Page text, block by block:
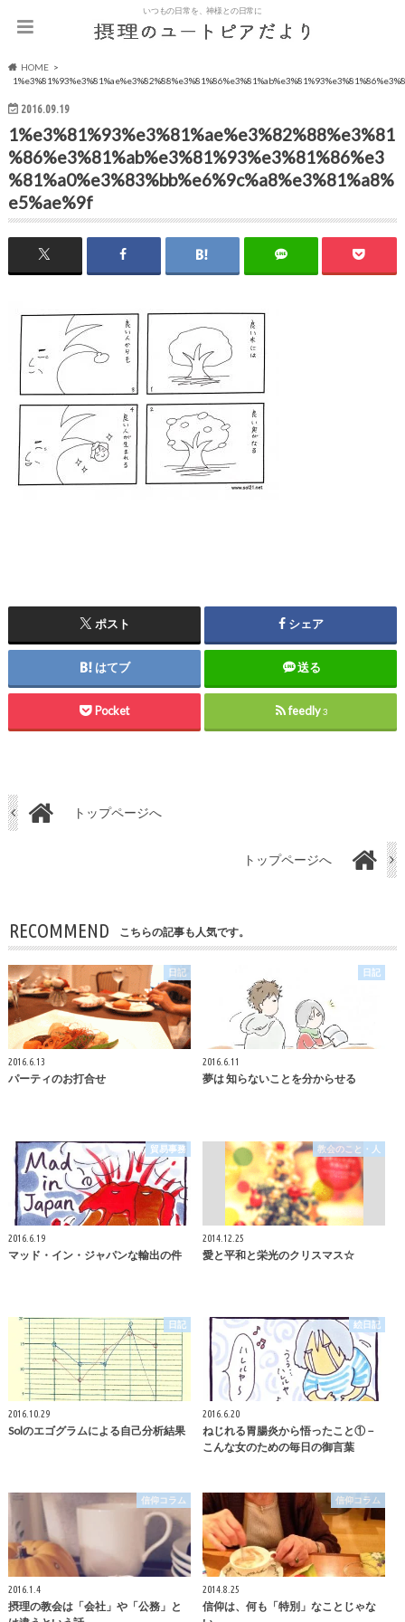
いつもの日常を、神様との日常に
HOME
2016.09.19
1%e3%81%93%e3%81%ae%e3%82%88%e3%81
%86%e3%81%ab%e3%81%93%e3%81%86%e3
%81%a0%e3%83%bb%e6%9c%a8%e3%81%a8%
e5%ae%9f
ポスト シェア
はてブ 送る
Pocket feedly3
トップページへ
トップページへ
RECOMMEND こちらの記事も人気です。
日記
2016.6.13
パーティのお打合せ
日記
2016.6.11
夢は 知らないことを分からせる
貿易事務
2016.6.19
マッド・イン・ジャパンな輸出の件
教会のこと・人
2014.12.25
愛と平和と栄光のクリスマス☆
日記
2016.10.29
Solのエゴグラムによる自己分析結果
絵日記
2016.6.20
ねじれる胃腸炎から悟ったこと①－
こんな女のための毎日の御言葉
信仰コラム
2016.1.4
摂理の教会は「会社」や「公務」と
信仰コラム
2014.8.25
信仰は、何も「特別」なことじゃな